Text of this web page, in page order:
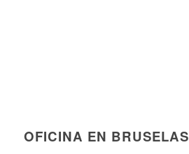
OFICINA EN BRUSELAS